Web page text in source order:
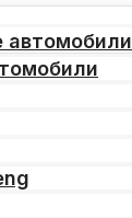
автомобили